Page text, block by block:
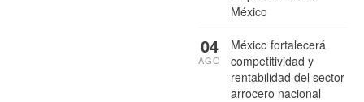
México
México fortalecerá
competitividad y
rentabilidad del sector
arrocero nacional
04
AGO